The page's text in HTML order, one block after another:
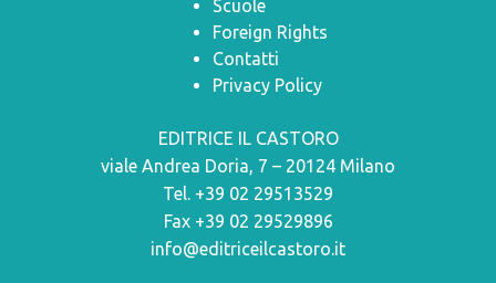
Scuole
Foreign Rights
Contatti
Privacy Policy
EDITRICE IL CASTORO
viale Andrea Doria, 7 – 20124 Milano
Tel. +39 02 29513529
Fax +39 02 29529896
info@editriceilcastoro.it